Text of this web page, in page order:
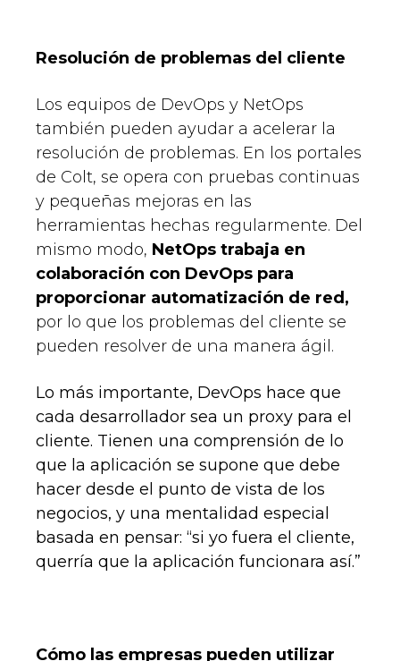
Resolución de problemas del cliente
Los equipos de DevOps y NetOps
también pueden ayudar a acelerar la
resolución de problemas. En los portales
de Colt, se opera con pruebas continuas
y pequeñas mejoras en las
herramientas hechas regularmente. Del
mismo modo, NetOps trabaja en
colaboración con DevOps para
proporcionar automatización de red,
por lo que los problemas del cliente se
pueden resolver de una manera ágil.
Lo más importante, DevOps hace que
cada desarrollador sea un proxy para el
cliente. Tienen una comprensión de lo
que la aplicación se supone que debe
hacer desde el punto de vista de los
negocios, y una mentalidad especial
basada en pensar: “si yo fuera el cliente,
querría que la aplicación funcionara así.”
Cómo las empresas pueden utilizar